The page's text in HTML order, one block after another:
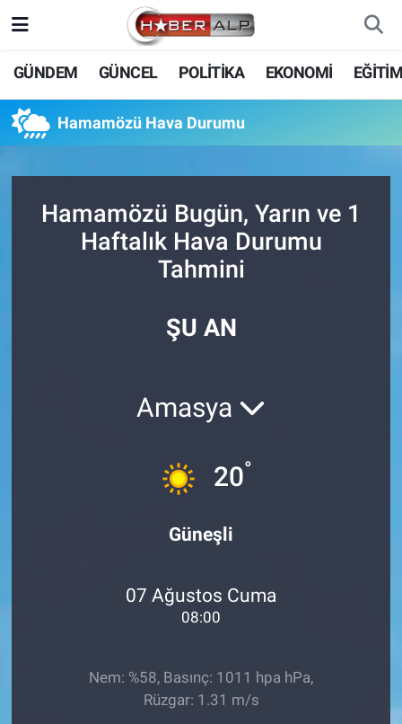
GÜNDEM GÜNCEL POLİTİKA EKONOMİ
Hamamözü Hava Durumu
Hamamözü Bugün, Yarın ve 1
Haftalık Hava Durumu
Tahmini
ŞU AN
Amasya
20°
Güneşli
07 Ağustos Cuma
08:00
Nem: %58, Basınç: 1011 hpa hPa,
Rüzgar: 1.31 m/s
Nöbetçi Eczaneler
Hava Durumu
Süper Lig Puan Durumu ve Fikstür
Tüm Manşetler